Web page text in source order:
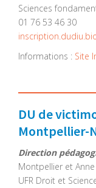
Sciences
01 76 53 46 30
Informations : Site
DU de
Montpellier-
Direction
Montpellier et
UFR Droit et